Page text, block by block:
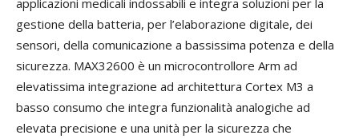
applicazioni medicali indossabili e integra soluzioni per la
gestione della batteria, per l’elaborazione digitale, dei
sensori, della comunicazione a bassissima potenza e della
sicurezza. MAX32600 è un microcontrollore Arm ad
elevatissima integrazione ad architettura Cortex M3 a
basso consumo che integra funzionalità analogiche ad
elevata precisione e una unità per la sicurezza che